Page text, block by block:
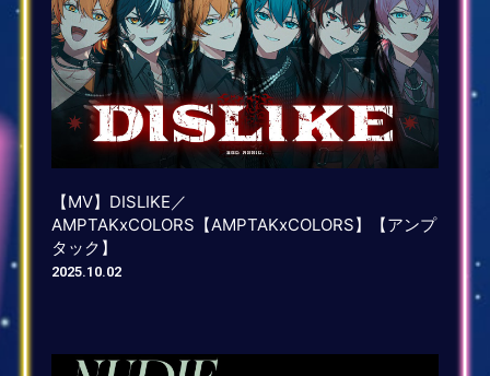
【MV】DISLIKE／
AMPTAKxCOLORS【AMPTAKxCOLORS】【アンプ
タック】
2025.10.02